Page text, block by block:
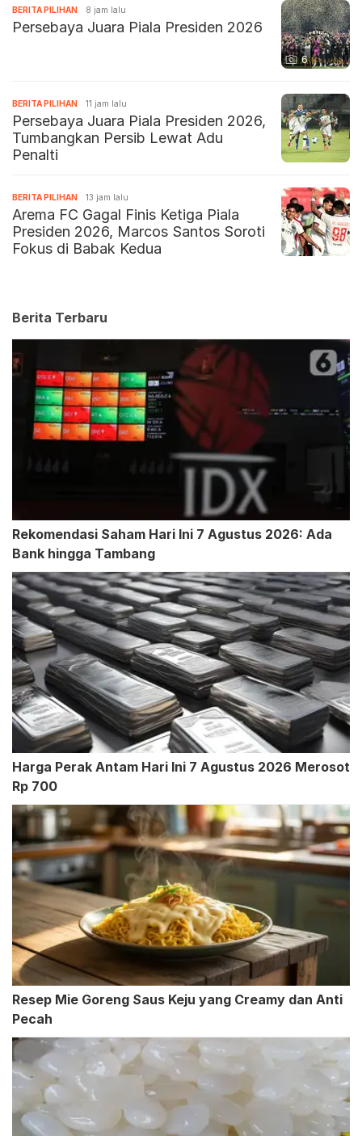
6
BERITA PILIHAN 8 jam lalu
Persebaya Juara Piala Presiden 2026
BERITA PILIHAN 11 jam lalu
Persebaya Juara Piala Presiden 2026,
Tumbangkan Persib Lewat Adu
Penalti
BERITA PILIHAN 13 jam lalu
Arema FC Gagal Finis Ketiga Piala
Presiden 2026, Marcos Santos Soroti
Fokus di Babak Kedua
Berita Terbaru
Rekomendasi Saham Hari Ini 7 Agustus 2026: Ada
Bank hingga Tambang
Harga Perak Antam Hari Ini 7 Agustus 2026 Merosot
Rp 700
Resep Mie Goreng Saus Keju yang Creamy dan Anti
Pecah